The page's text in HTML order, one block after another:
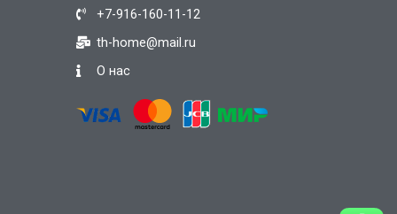
+7-916-160-11-12
th-home@mail.ru
О нас